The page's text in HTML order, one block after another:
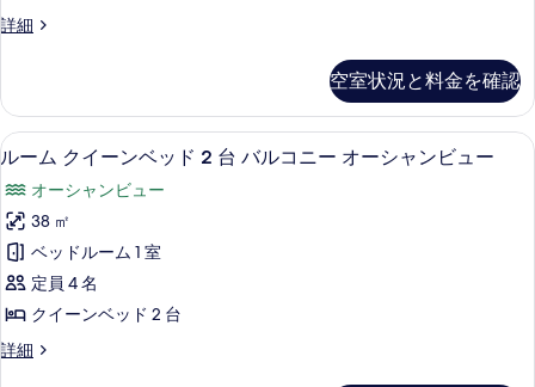
フ
ト
(Na
の
す
べ
て
の
写
ャ
ン
ト
(Na
の
詳
細
ン
ド
2
台
バ
ル
コ
ニ
ー
パ
詳細
ル
イ
ー
ン
ッ
ド
台
バ
ル
コ
ニ
空室状況と料金を確認
ル
ム
ク
イ
ー
ン
ベ
高級寝具、セーフティボックス (室
6
ルーム クイーンベッド 2 台 バルコニー オーシャンビュー
オーシャンビュー
38 ㎡
ベッドルーム 1 室
定員 4 名
クイーンベッド 2 台
詳細
ル